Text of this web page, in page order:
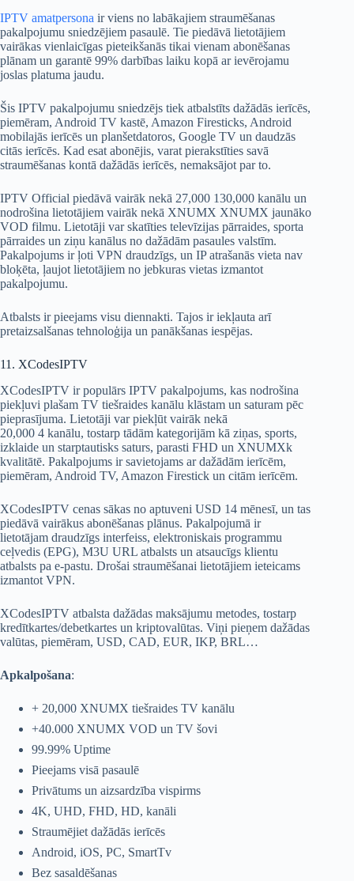
IPTV amatpersona ir viens no labākajiem straumēšanas
pakalpojumu sniedzējiem pasaulē. Tie piedāvā lietotājiem
vairākas vienlaicīgas pieteikšanās tikai vienam abonēšanas
plānam un garantē 99% darbības laiku kopā ar ievērojamu
joslas platuma jaudu.
Šis IPTV pakalpojumu sniedzējs tiek atbalstīts dažādās ierīcēs,
piemēram, Android TV kastē, Amazon Firesticks, Android
mobilajās ierīcēs un planšetdatoros, Google TV un daudzās
citās ierīcēs. Kad esat abonējis, varat pierakstīties savā
straumēšanas kontā dažādās ierīcēs, nemaksājot par to.
IPTV Official piedāvā vairāk nekā 27,000 130,000 kanālu un
nodrošina lietotājiem vairāk nekā XNUMX XNUMX jaunāko
VOD filmu. Lietotāji var skatīties televīzijas pārraides, sporta
pārraides un ziņu kanālus no dažādām pasaules valstīm.
Pakalpojums ir ļoti VPN draudzīgs, un IP atrašanās vieta nav
bloķēta, ļaujot lietotājiem no jebkuras vietas izmantot
pakalpojumu.
Atbalsts ir pieejams visu diennakti. Tajos ir iekļauta arī
pretaizsalšanas tehnoloģija un panākšanas iespējas.
11. XCodesIPTV
XCodesIPTV ir populārs IPTV pakalpojums, kas nodrošina
piekļuvi plašam TV tiešraides kanālu klāstam un saturam pēc
pieprasījuma. Lietotāji var piekļūt vairāk nekā
20,000 4 kanālu, tostarp tādām kategorijām kā ziņas, sports,
izklaide un starptautisks saturs, parasti FHD un XNUMXk
kvalitātē. Pakalpojums ir savietojams ar dažādām ierīcēm,
piemēram, Android TV, Amazon Firestick un citām ierīcēm.
XCodesIPTV cenas sākas no aptuveni USD 14 mēnesī, un tas
piedāvā vairākus abonēšanas plānus. Pakalpojumā ir
lietotājam draudzīgs interfeiss, elektroniskais programmu
ceļvedis (EPG), M3U URL atbalsts un atsaucīgs klientu
atbalsts pa e-pastu. Drošai straumēšanai lietotājiem ieteicams
izmantot VPN.
XCodesIPTV atbalsta dažādas maksājumu metodes, tostarp
kredītkartes/debetkartes un kriptovalūtas. Viņi pieņem dažādas
valūtas, piemēram, USD, CAD, EUR, IKP, BRL…
Apkalpošana:
+ 20,000 XNUMX tiešraides TV kanālu
+40.000 XNUMX VOD un TV šovi
99.99% Uptime
Pieejams visā pasaulē
Privātums un aizsardzība vispirms
4K, UHD, FHD, HD, kanāli
Straumējiet dažādās ierīcēs
Android, iOS, PC, SmartTv
Bez sasaldēšanas